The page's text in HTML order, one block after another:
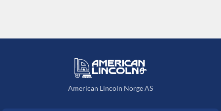
American Lincoln Norge AS